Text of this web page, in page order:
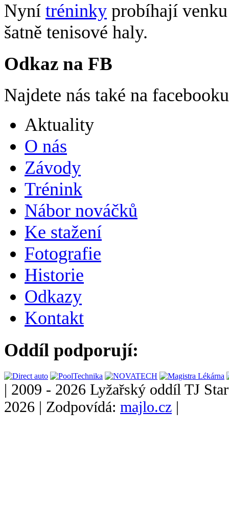
Nyní tréninky probíhají
šatně tenisové haly.
Odkaz na FB
Najdete nás také na
Aktuality
O nás
Závody
Trénink
Nábor nováčků
Ke stažení
Fotografie
Historie
Odkazy
Kontakt
Oddíl podporují:
| 2009 - 2026 Lyžařský oddíl TJ
2026 | Zodpovídá: majlo.cz |